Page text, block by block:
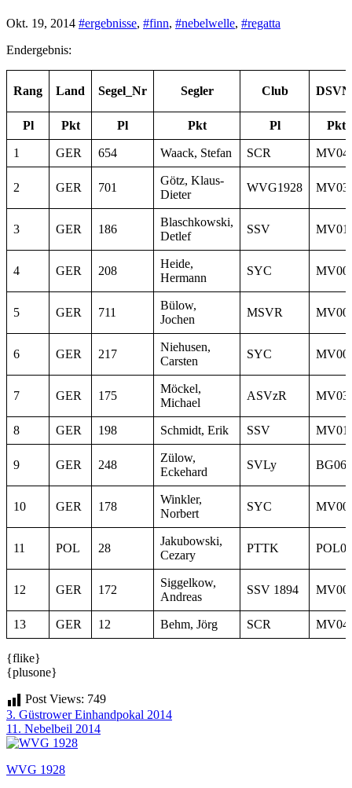
Okt. 19, 2014 #ergebnisse, #finn, #nebelwelle, #regatta
Endergebnis:
Rang Land Segel_Nr Segler Club
Pl Pkt Pl Pkt Pl Pkt
1 GER 654 Waack, Stefan SCR
2 GER 701
Götz, Klaus-
Dieter
WVG1928
3 GER 186
Blaschkowski,
Detlef
SSV
4 GER 208
Heide,
Hermann
SYC
5 GER 711
Bülow,
Jochen
MSVR
6 GER 217
Niehusen,
Carsten
SYC
7 GER 175
Möckel,
Michael
ASVzR
8 GER 198 Schmidt, Erik SSV
9 GER 248
Zülow,
Eckehard
SVLy BG064
10 GER 178
Winkler,
Norbert
SYC
11 POL 28
Jakubowski,
Cezary
PTTK POL01
12 GER 172
Siggelkow,
Andreas
SSV 1894
13 GER 12 Behm, Jörg SCR
{flike}
{plusone}
Post Views: 749
Beitragsnavigation
3. Güstrower Einhandpokal 2014
11. Nebelbeil 2014
WVG 1928